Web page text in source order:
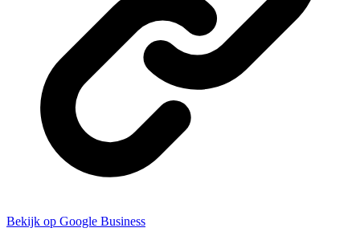
Bekijk op Google Business